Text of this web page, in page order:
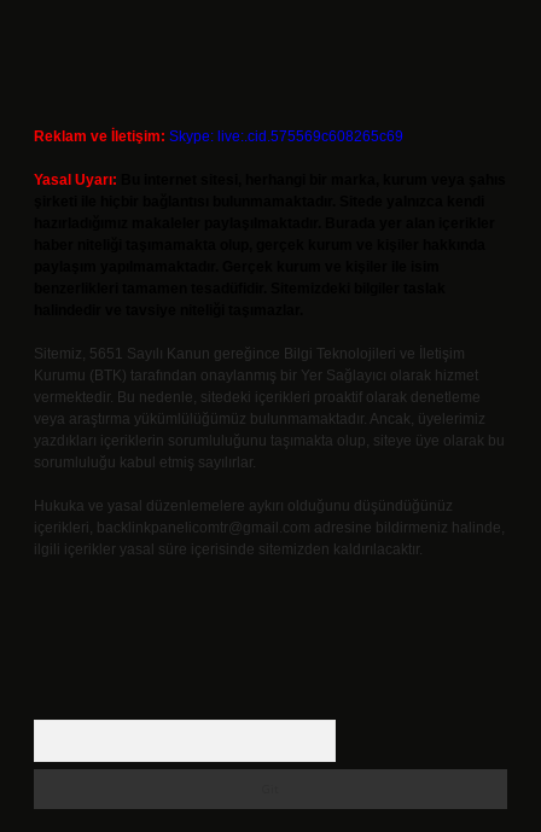
Reklam ve İletişim: Skype: live:.cid.575569c608265c69
Yasal Uyarı:
Sitemiz, 5651 Sayılı Kanun gereğince Bilgi Teknolojileri ve İletişim
Kurumu (BTK) tarafından onaylanmış bir Yer Sağlayıcı olarak hizmet
vermektedir. Bu nedenle, sitedeki içerikleri proaktif olarak denetleme
veya araştırma yükümlülüğümüz bulunmamaktadır. Ancak, üyelerimiz
yazdıkları içeriklerin sorumluluğunu taşımakta olup, siteye üye olarak bu
sorumluluğu kabul etmiş sayılırlar.
Hukuka ve yasal düzenlemelere aykırı olduğunu düşündüğünüz
içerikleri, backlinkpanelicomtr@gmail.com adresine bildirmeniz halinde,
ilgili içerikler yasal süre içerisinde sitemizden kaldırılacaktır.